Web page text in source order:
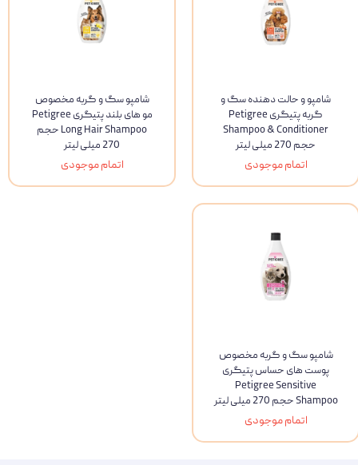
شامپو و حالت دهنده سگ و
گربه پتیگری Petigree
Shampoo & Conditioner
حجم 270 میلی لیتر
اتمام موجودی
شامپو سگ و گربه مخصوص
مو های بلند پتیگری Petigree
Long Hair Shampoo حجم
270 میلی لیتر
اتمام موجودی
شامپو سگ و گربه مخصوص
پوست های حساس پتیگری
Petigree Sensitive
Shampoo حجم 270 میلی لیتر
اتمام موجودی